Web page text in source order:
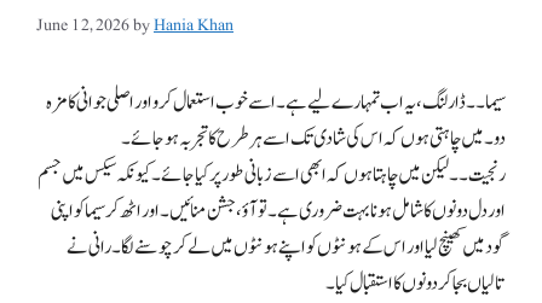
June 12, 2026byHania Khan
سیما۔۔ ڈارلنگ، یہ اب تمہارے لیے ہے۔ اسے خوب استعمال کرو اور اصلی جوانی کا مزہ
دو۔ میں چاہتی ہوں کہ اس کی شادی تک اسے ہر طرح کا تجربہ ہوجائے۔
رنجیت۔۔ لیکن میں چاہتا ہوں کہ ابھی اسے زبانی طور پر کیا جائے۔ کیونکہ سیکس میں جسم
اور دل دونوں کا شامل ہونا بہت ضروری ہے۔ تو آؤ، جشن منائیں۔ اور اٹھ کر سیما کو اپنی
گود میں کھینچ لیا اور اس کے ہونٹوں کو اپنے ہونٹوں میں لے کر چوسنے لگا۔ رانی نے
تالیاں بجا کر دونوں کا استقبال کیا۔